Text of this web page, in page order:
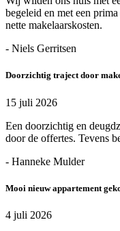
begeleid en met een
nette makelaarskosten.
- Niels Gerritsen
Doorzichtig traject door
15 juli 2026
Een doorzichtig en
door de offertes. Tevens
- Hanneke Mulder
Mooi nieuw appartement
4 juli 2026